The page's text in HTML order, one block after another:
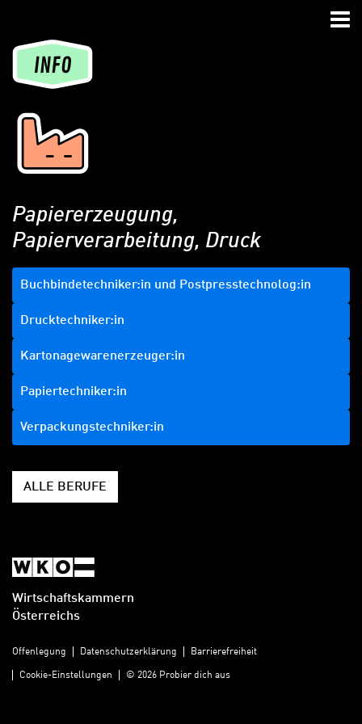
Papiererzeugung,
Papierverarbeitung, Druck
Buchbindetechniker:in und Postpresstechnolog:in
Drucktechniker:in
Kartonagewarenerzeuger:in
Papiertechniker:in
Verpackungstechniker:in
ALLE BERUFE
Wirtschaftskammern
Österreichs
Offenlegung Datenschutzerklärung Barrierefreiheit
Cookie-Einstellungen © 2026 Probier dich aus